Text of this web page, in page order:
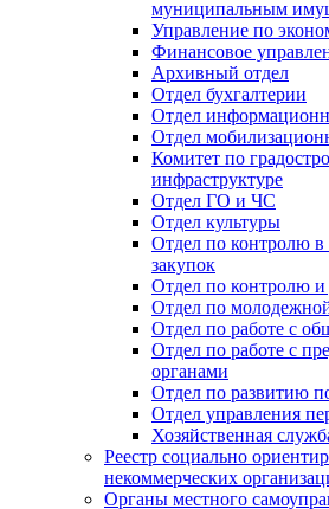
муниципальным
Управление по
Финансовое
Архивный отдел
Отдел бухгалтерии
Отдел
Отдел
Комитет по
инфраструктуре
Отдел ГО и ЧС
Отдел культуры
Отдел по контролю
закупок
Отдел по контролю и
Отдел по
Отдел по работе с
Отдел по работе с
органами
Отдел по развитию
Отдел управления
Хозяйственная
Реестр социально
некоммерческих
Органы местного